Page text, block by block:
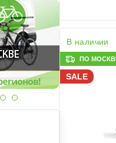
Размеры
Вес:
Разработка:
В наличии
ПО
SALE